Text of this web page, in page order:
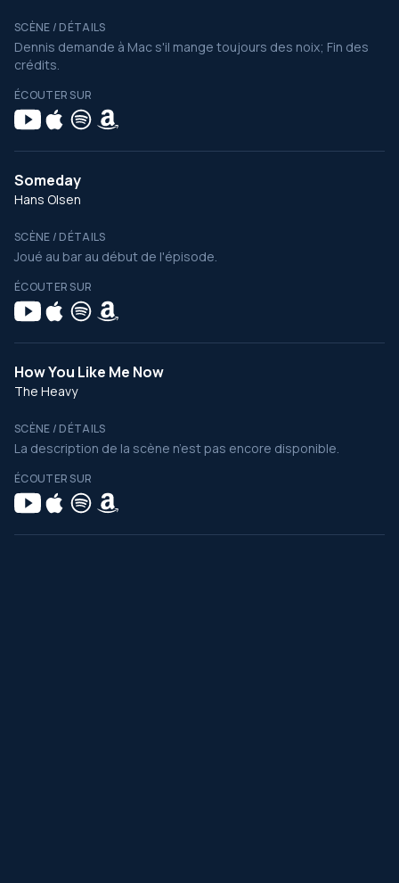
SCÈNE / DÉTAILS
Dennis demande à Mac s'il mange toujours des noix; Fin des
crédits.
ÉCOUTER SUR
Someday
Hans Olsen
SCÈNE / DÉTAILS
Joué au bar au début de l'épisode.
ÉCOUTER SUR
How You Like Me Now
The Heavy
SCÈNE / DÉTAILS
La description de la scène n’est pas encore disponible.
ÉCOUTER SUR